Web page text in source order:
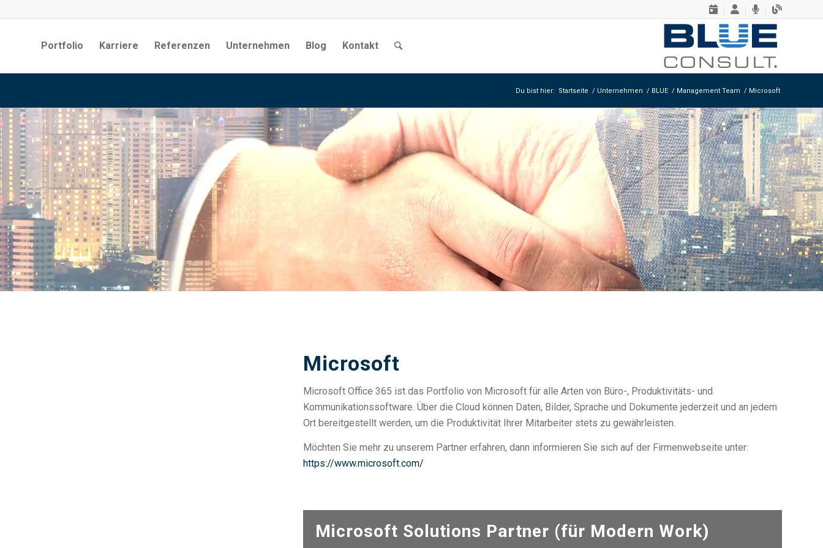
Portfolio Karriere Referenzen Unternehmen Blog Kontakt
Du bist hier: Startseite / Unternehmen / BLUE / Management Team / Microsoft
Microsoft
Microsoft Office 365 ist das Portfolio von Microsoft für alle Arten von Büro-, Produktivitäts- und
Kommunikationssoftware. Über die Cloud können Daten, Bilder, Sprache und Dokumente jederzeit und an jedem
Ort bereitgestellt werden, um die Produktivität Ihrer Mitarbeiter stets zu gewährleisten.
Möchten Sie mehr zu unserem Partner erfahren, dann informieren Sie sich auf der Firmenwebseite unter:
https://www.microsoft.com/
Microsoft Solutions Partner (für Modern Work)